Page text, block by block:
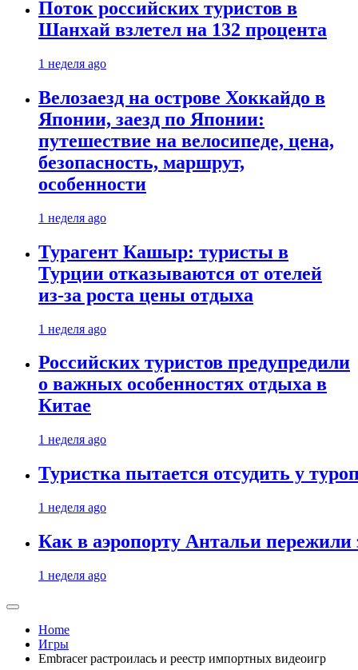
Поток российских туристов в
Шанхай взлетел на 132 процента
1 неделя ago
Велозаезд на острове Хоккайдо в
Японии, заезд по Японии:
путешествие на велосипеде, цена,
безопасность, маршрут,
особенности
1 неделя ago
Турагент Кашыр: туристы в
Турции отказываются от отелей
из-за роста цены отдыха
1 неделя ago
Российских туристов предупредили
о важных особенностях отдыха в
Китае
1 неделя ago
Туристка пытается отсудить у
1 неделя ago
Как в аэропорту Антальи
1 неделя ago
Home
Игры
Embracer растроилась и реестр импортных видеоигр